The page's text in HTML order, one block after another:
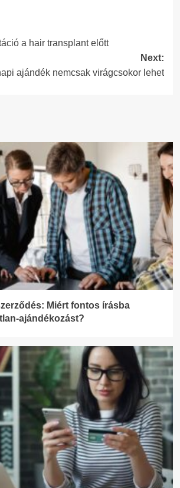
a hair transplant előtt
Next:
ajándék nemcsak virágcsokor lehet
Miért fontos írásba
ajándékozást?